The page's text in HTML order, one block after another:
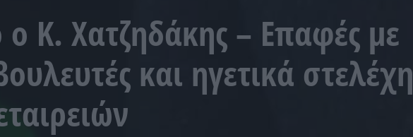
ο Κ. Χατζηδάκης – Επαφές με
και ηγετικά στελέχη